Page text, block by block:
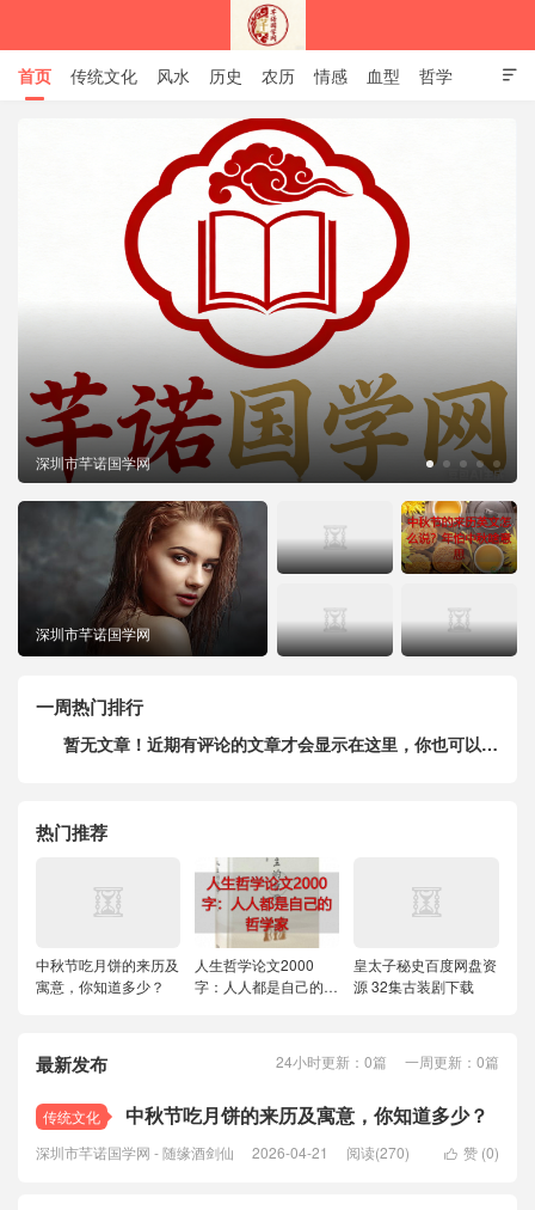
深圳市芊诺国学网

首页 传统文化 风水 历史 农历 情感 血型 哲学
安易之风水学
深圳市芊诺国学网
深圳市芊诺国学网
一周热门排行
暂无文章！近期有评论的文章才会显示在这里，你也可以在主题设置中选择按阅读数排行。
热门推荐
中秋节吃月饼的来历及
寓意，你知道多少？
人生哲学论文2000
字：人人都是自己的哲
皇太子秘史百度网盘资
源 32集古装剧下载
24小时更新：0篇 一周更新：0篇
最新发布
传统文化 中秋节吃月饼的来历及寓意，你知道多少？
 赞 (0)
深圳市芊诺国学网 - 随缘酒剑仙 2026-04-21 阅读(270)